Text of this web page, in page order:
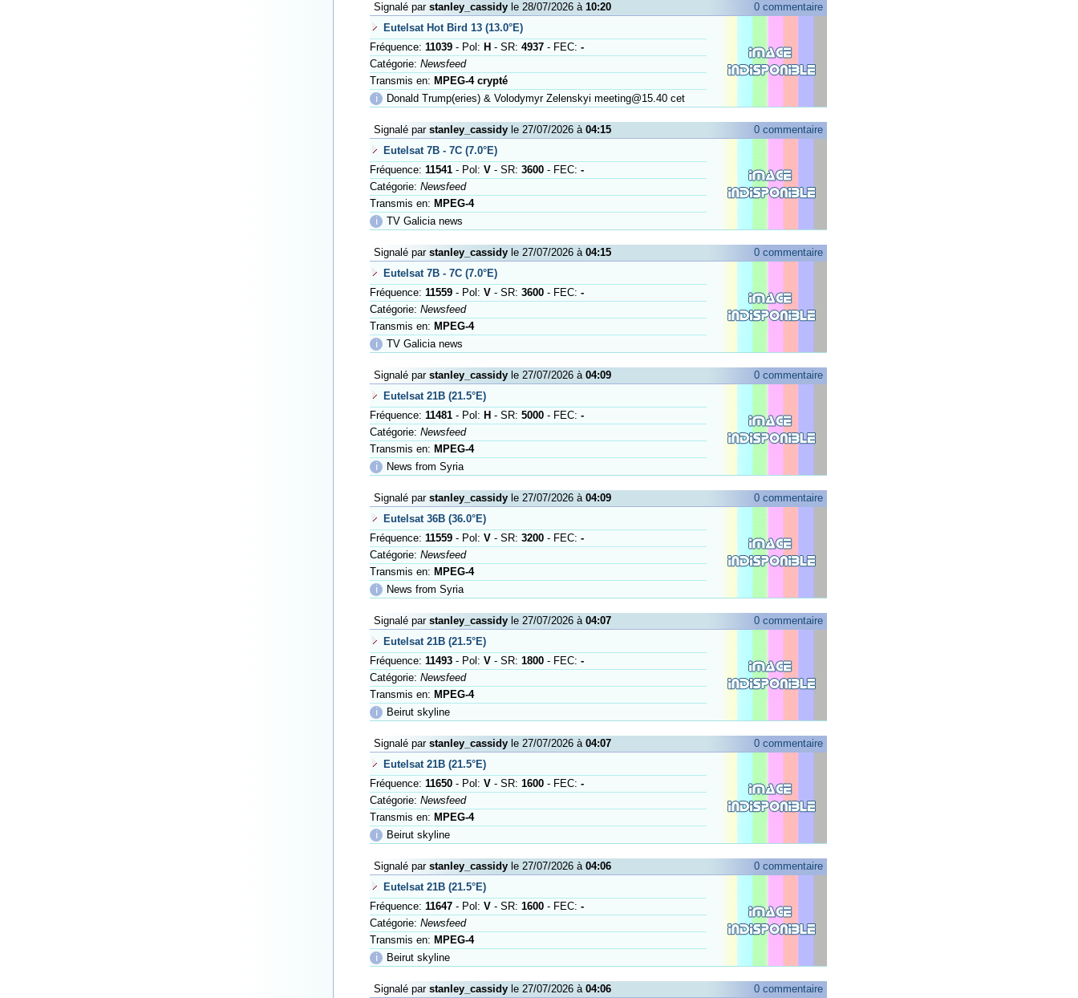
Signalé par stanley_cassidy le 28/07/2026 à 10:20
0 commentaire
Eutelsat Hot Bird 13 (13.0°E)
Fréquence: 11039 - Pol: H - SR: 4937 - FEC: -
Catégorie: Newsfeed
Transmis en: MPEG-4 crypté
ℹ
Donald Trump(eries) & Volodymyr Zelenskyi meeting@15.40 cet
Signalé par stanley_cassidy le 27/07/2026 à 04:15
0 commentaire
Eutelsat 7B - 7C (7.0°E)
Fréquence: 11541 - Pol: V - SR: 3600 - FEC: -
Catégorie: Newsfeed
Transmis en: MPEG-4
ℹ
TV Galicia news
Signalé par stanley_cassidy le 27/07/2026 à 04:15
0 commentaire
Eutelsat 7B - 7C (7.0°E)
Fréquence: 11559 - Pol: V - SR: 3600 - FEC: -
Catégorie: Newsfeed
Transmis en: MPEG-4
ℹ
TV Galicia news
Signalé par stanley_cassidy le 27/07/2026 à 04:09
0 commentaire
Eutelsat 21B (21.5°E)
Fréquence: 11481 - Pol: H - SR: 5000 - FEC: -
Catégorie: Newsfeed
Transmis en: MPEG-4
ℹ
News from Syria
Signalé par stanley_cassidy le 27/07/2026 à 04:09
0 commentaire
Eutelsat 36B (36.0°E)
Fréquence: 11559 - Pol: V - SR: 3200 - FEC: -
Catégorie: Newsfeed
Transmis en: MPEG-4
ℹ
News from Syria
Signalé par stanley_cassidy le 27/07/2026 à 04:07
0 commentaire
Eutelsat 21B (21.5°E)
Fréquence: 11493 - Pol: V - SR: 1800 - FEC: -
Catégorie: Newsfeed
Transmis en: MPEG-4
ℹ
Beirut skyline
Signalé par stanley_cassidy le 27/07/2026 à 04:07
0 commentaire
Eutelsat 21B (21.5°E)
Fréquence: 11650 - Pol: V - SR: 1600 - FEC: -
Catégorie: Newsfeed
Transmis en: MPEG-4
ℹ
Beirut skyline
Signalé par stanley_cassidy le 27/07/2026 à 04:06
0 commentaire
Eutelsat 21B (21.5°E)
Fréquence: 11647 - Pol: V - SR: 1600 - FEC: -
Catégorie: Newsfeed
Transmis en: MPEG-4
ℹ
Beirut skyline
Signalé par stanley_cassidy le 27/07/2026 à 04:06 0 commentaire